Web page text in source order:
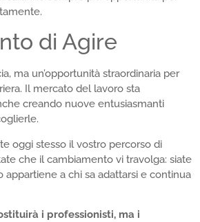
di Agire
ma un’opportunità straordinaria per
Il mercato del lavoro sta
creando nuove entusiasmanti
oggi stesso il vostro percorso di
che il cambiamento vi travolga: siate
appartiene a chi sa adattarsi e continua
i professionisti, ma i